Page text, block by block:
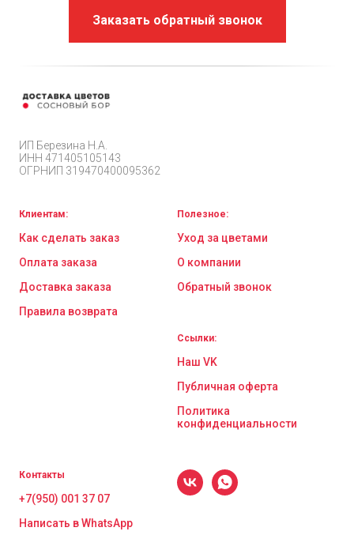
Заказать обратный звонок
ИП Березина Н.А.
ИНН 471405105143
ОГРНИП 319470400095362
Клиентам:
Как сделать заказ
Оплата заказа
Доставка заказа
Правила возврата
Полезное:
Уход за цветами
О компании
Обратный звонок
Ссылки:
Наш VK
Публичная оферта
Политика
конфиденциальности
Контакты
+7(950) 001 37 07
Написать в WhatsApp